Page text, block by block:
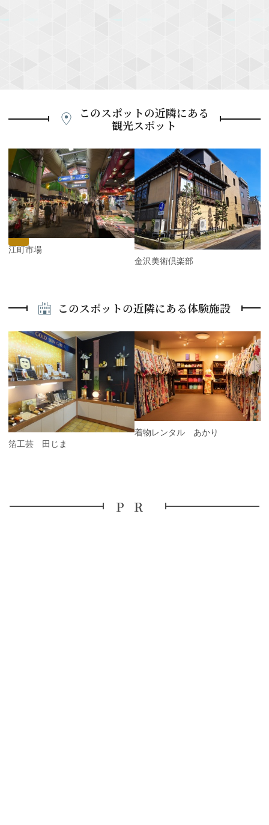
このスポットの近隣にある
観光スポット
P
r
e
v
i
o
u
s
近江町市場
金沢美術倶楽部
e
x
t
このスポットの近隣にある体験施設
P
r
e
v
i
u
s
金箔工芸 田じま
着物レンタル あかり
N
e
x
t
PR